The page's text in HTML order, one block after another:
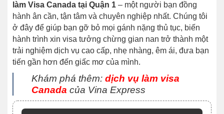
làm Visa Canada tại Quận 1 – một người bạn đồng
hành ân cần, tận tâm và chuyên nghiệp nhất. Chúng tôi
ở đây để giúp bạn gỡ bỏ mọi gánh nặng thủ tục, biến
hành trình xin visa tưởng chừng gian nan trở thành một
trải nghiệm dịch vụ cao cấp, nhẹ nhàng, êm ái, đưa bạn
tiến gần hơn đến giấc mơ của mình.
Khám phá thêm: dịch vụ làm visa
Canada của Vina Express